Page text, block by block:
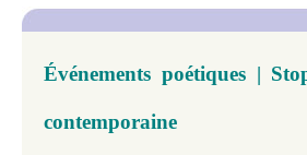
Événements poétiques |
contemporaine